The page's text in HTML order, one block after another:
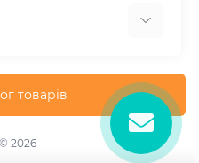
товарів
2026